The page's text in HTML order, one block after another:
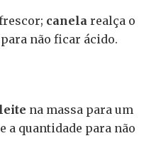
canela realça o
não ficar ácido.
na massa para um
a quantidade para não